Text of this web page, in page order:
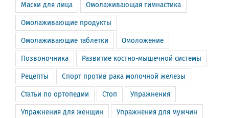
Маски для лица Омолаживающая гимнастика
Омолаживающие продукты
Омолаживающие таблетки Омоложение
Позвоночника Развитие костно-мышечной системы
Рецепты Спорт против рака молочной железы
Статьи по ортопедии Стоп Упражнения
Упражнения для женщин Упражнения для мужчин